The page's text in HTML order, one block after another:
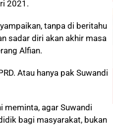
2021.
tanpa di beritahu
sadar diri akan akhir masa
Alfian.
Atau hanya pak Suwandi
meminta, agar Suwandi
bagi masyarakat, bukan